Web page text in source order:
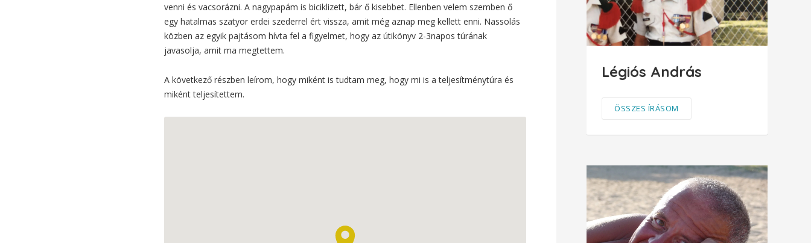
venni és vacsorázni. A nagypapám is biciklizett, bár ő kisebbet. Ellenben velem szemben ő
egy hatalmas szatyor erdei szederrel ért vissza, amit még aznap meg kellett enni. Nassolás
közben az egyik pajtásom hívta fel a figyelmet, hogy az útikönyv 2-3napos túrának
javasolja, amit ma megtettem.
A következő részben leírom, hogy miként is tudtam meg, hogy mi is a teljesítménytúra és
miként teljesítettem.
Légiós András
ÖSSZES ÍRÁSOM